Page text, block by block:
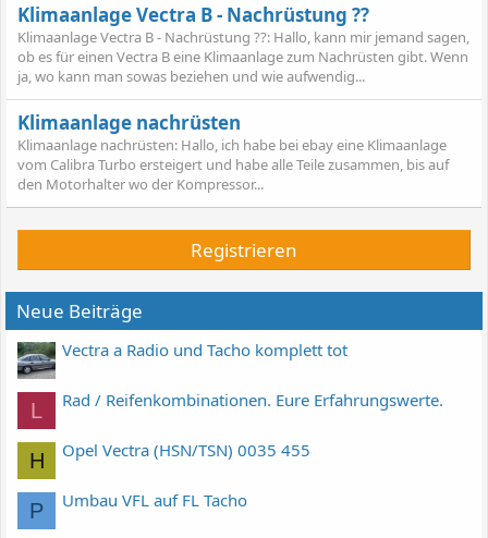
Klimaanlage Vectra B - Nachrüstung ??
Klimaanlage Vectra B - Nachrüstung ??: Hallo, kann mir jemand sagen,
ob es für einen Vectra B eine Klimaanlage zum Nachrüsten gibt. Wenn
ja, wo kann man sowas beziehen und wie aufwendig...
Klimaanlage nachrüsten
Klimaanlage nachrüsten: Hallo, ich habe bei ebay eine Klimaanlage
vom Calibra Turbo ersteigert und habe alle Teile zusammen, bis auf
den Motorhalter wo der Kompressor...
Registrieren
Neue Beiträge
Vectra a Radio und Tacho komplett tot
L Rad / Reifenkombinationen. Eure Erfahrungswerte.
H Opel Vectra (HSN/TSN) 0035 455
P Umbau VFL auf FL Tacho